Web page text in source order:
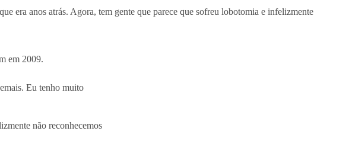
era anos atrás. Agora, tem gente que parece que sofreu lobotomia e infelizmente
em 2009.
Eu tenho muito
não reconhecemos